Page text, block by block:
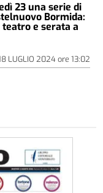
23 una serie di
Bormida:
e serata a
LUGLIO 2024ore 13:02